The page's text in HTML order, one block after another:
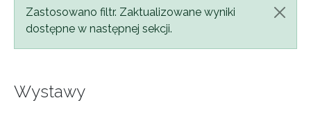
Komunikat
Zastosowano filtr. Zaktualizowane wyniki
dostępne w następnej sekcji.
Wystawy